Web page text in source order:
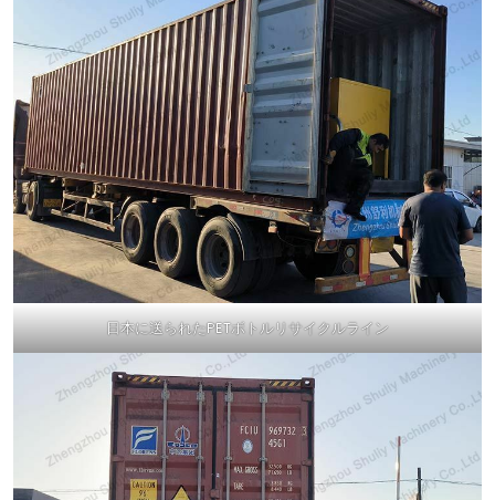
日本に送られたPETボトルリサイクルライン